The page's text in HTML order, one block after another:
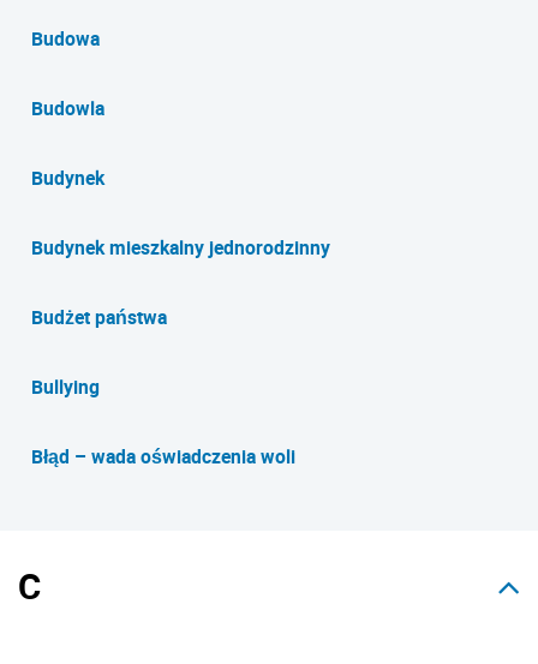
Budowa
Budowla
Budynek
Budynek mieszkalny jednorodzinny
Budżet państwa
Bullying
Błąd – wada oświadczenia woli
C